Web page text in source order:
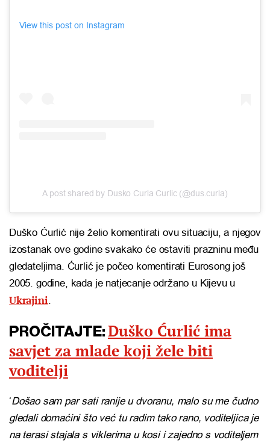
View this post on Instagram
A post shared by Dusko Curla Curlic (@dus.curla)
Duško Ćurlić nije želio komentirati ovu situaciju, a njegov
izostanak ove godine svakako će ostaviti prazninu među
gledateljima. Ćurlić je počeo komentirati Eurosong još
2005. godine, kada je natjecanje održano u Kijevu u
Ukrajini
PROČITAJTE:Duško Ćurlić ima
savjet za mlade koji žele biti
voditelji
‘Došao sam par sati ranije u dvoranu, malo su me čudno
gledali domaćini što već tu radim tako rano, voditeljica je
na terasi stajala s viklerima u kosi i zajedno s voditeljem